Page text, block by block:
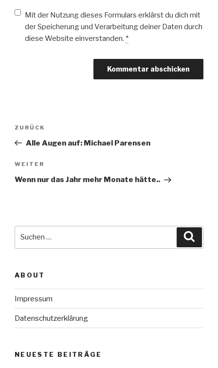
Mit der Nutzung dieses Formulars erklärst du dich mit
der Speicherung und Verarbeitung deiner Daten durch
diese Website einverstanden. *
Beitragsnavigation
Vorheriger
Beitrag
ZURÜCK
Alle Augen auf: Michael Parensen
Nächster
Beitrag
WEITER
Wenn nur das Jahr mehr Monate hätte..
ABOUT
Impressum
Datenschutzerklärung
NEUESTE BEITRÄGE